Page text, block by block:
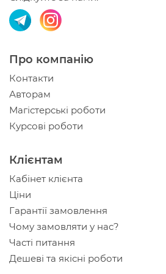
Про компанію
Контакти
Авторам
Магістерські роботи
Курсові роботи
Клієнтам
Кабінет клієнта
Ціни
Гарантії замовлення
Чому замовляти у нас?
Часті питання
Дешеві та якісні роботи